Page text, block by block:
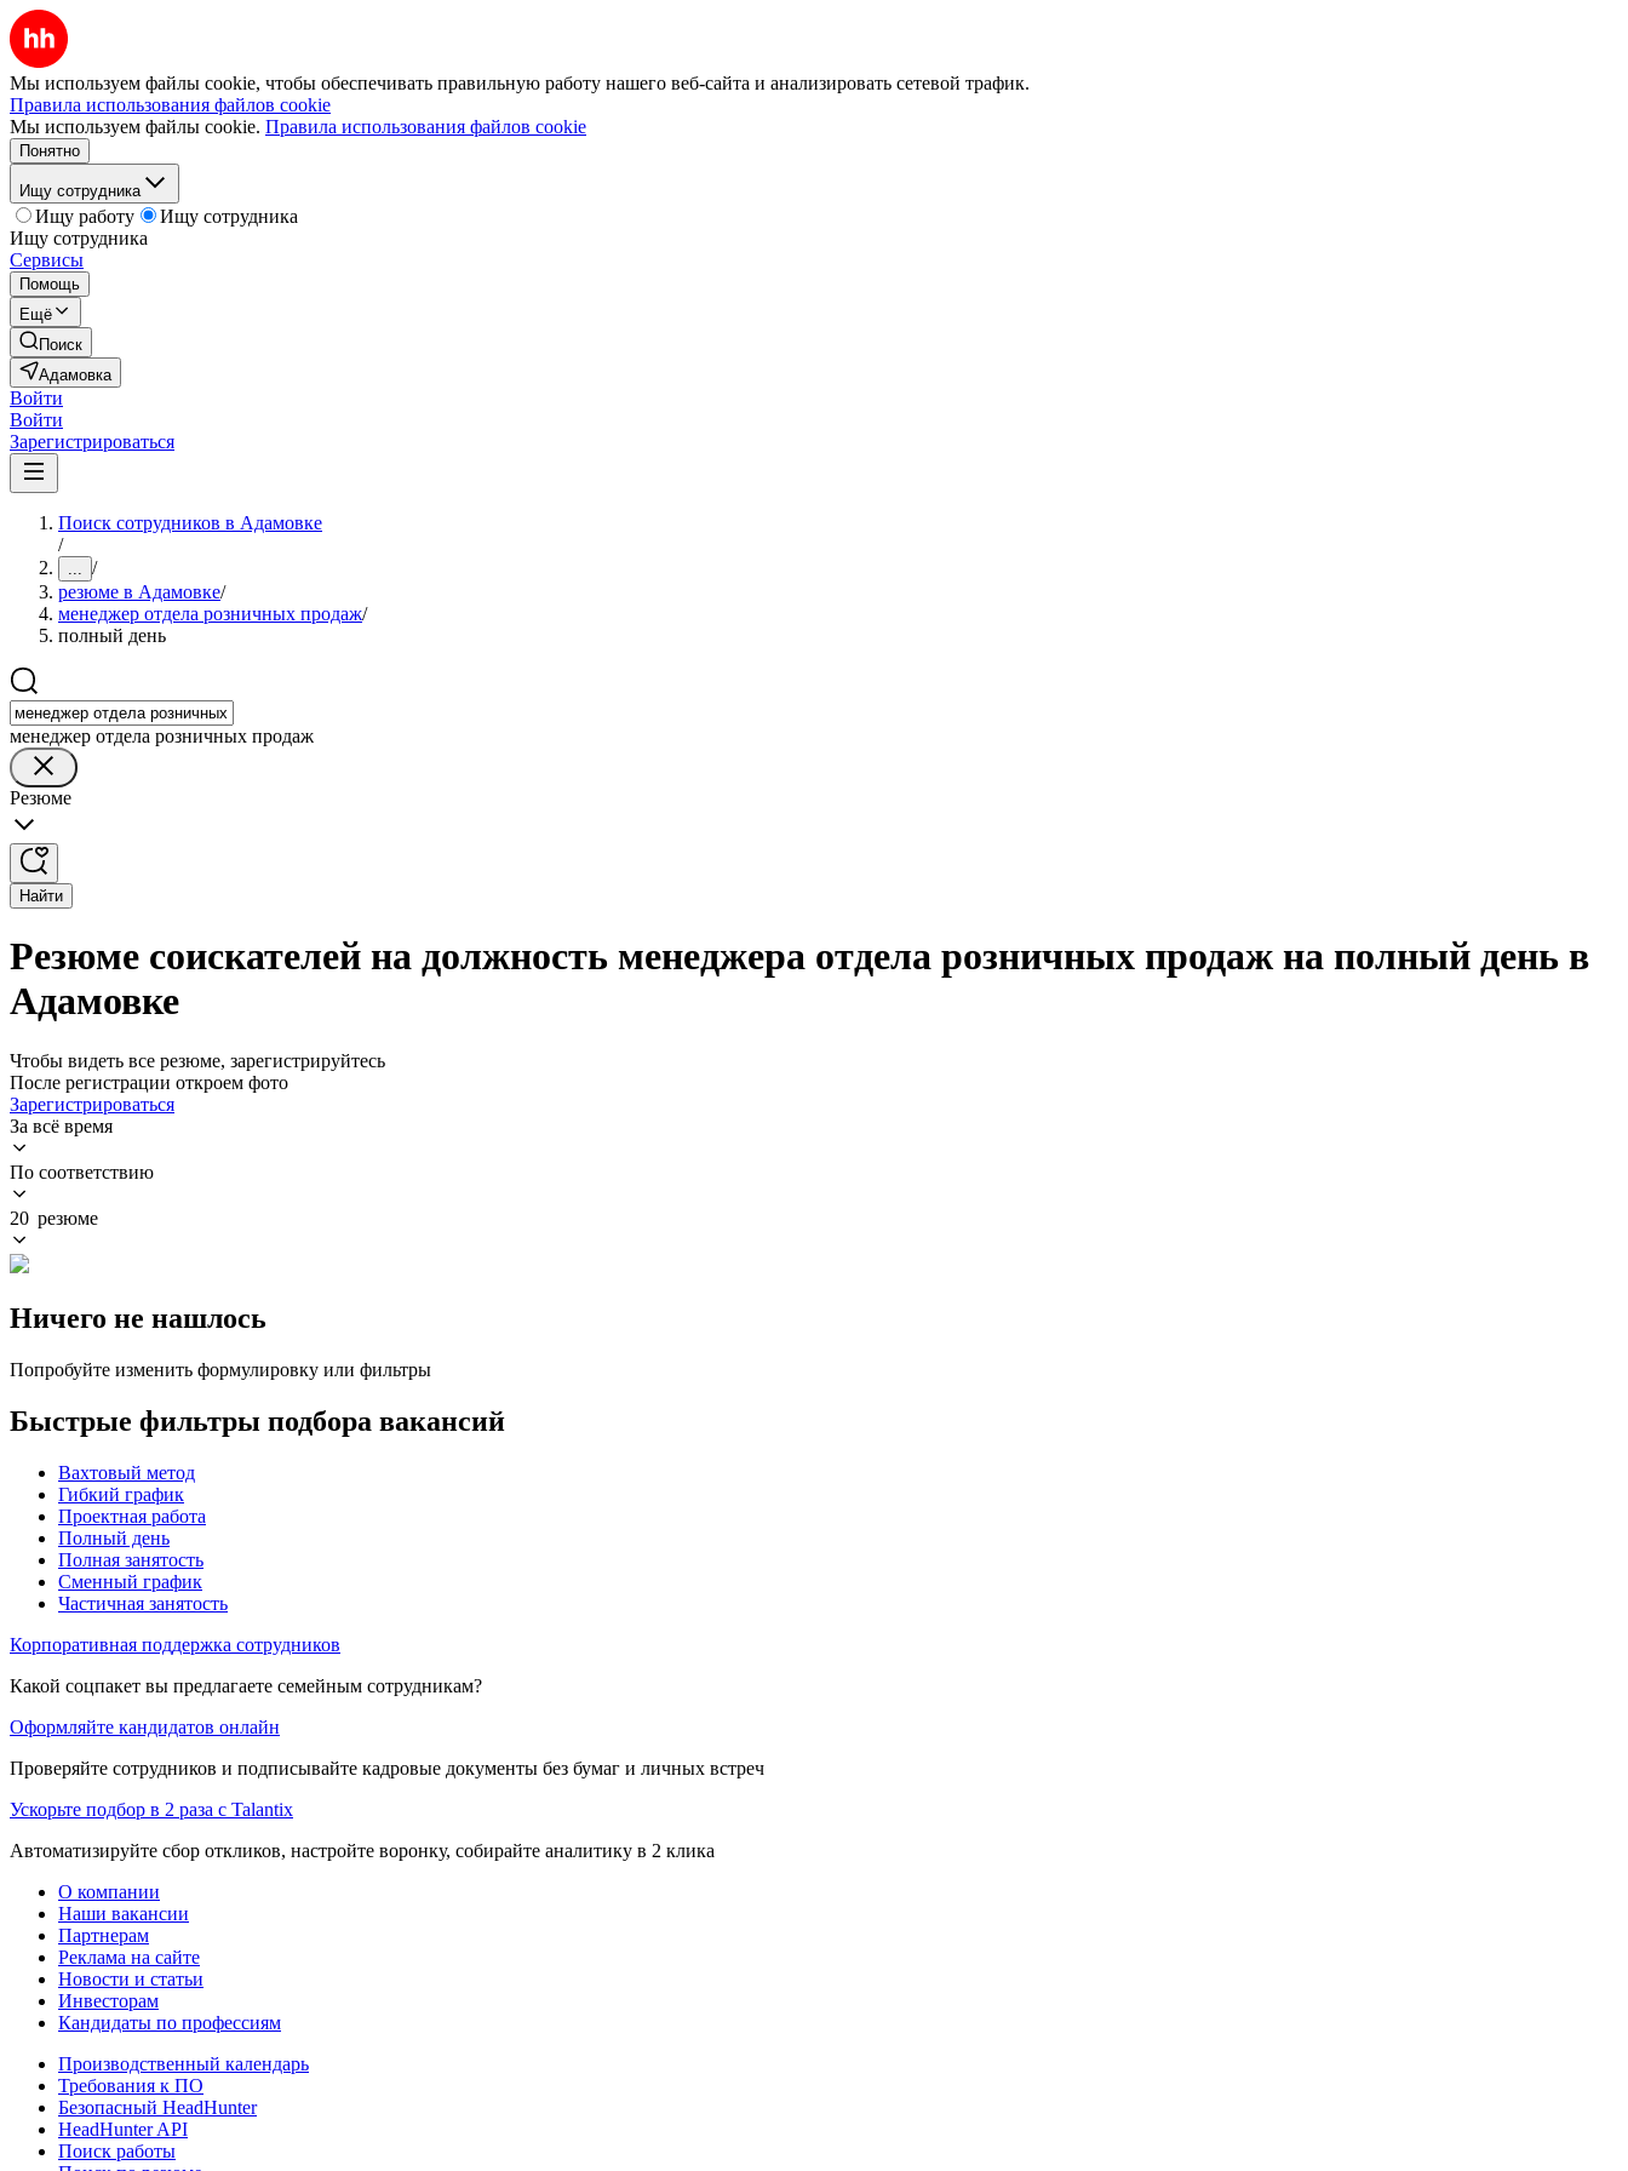
Мы используем файлы cookie, чтобы обеспечивать правильную работу нашего веб-сайта и анализировать сетевой трафик.
Правила использования файлов cookie
Мы используем файлы cookie. Правила использования файлов cookie
Понятно
Ищу сотрудника
Ищу работу
Ищу сотрудника
Ищу сотрудника
Сервисы
Помощь
Ещё
Поиск
Адамовка
Войти
Войти
Зарегистрироваться
Поиск сотрудников в Адамовке
/
... /
резюме в Адамовке/
менеджер отдела розничных продаж/
полный день
менеджер отдела розничных продаж
Резюме
Найти
Резюме соискателей на должность менеджера отдела розничных продаж на полный день в
Адамовке
Чтобы видеть все резюме, зарегистрируйтесь
После регистрации откроем фото
Зарегистрироваться
За всё время
По соответствию
20 резюме
Ничего не нашлось
Попробуйте изменить формулировку или фильтры
Быстрые фильтры подбора вакансий
Вахтовый метод
Гибкий график
Проектная работа
Полный день
Полная занятость
Сменный график
Частичная занятость
Корпоративная поддержка сотрудников
Какой соцпакет вы предлагаете семейным сотрудникам?
Оформляйте кандидатов онлайн
Проверяйте сотрудников и подписывайте кадровые документы без бумаг и личных встреч
Ускорьте подбор в 2 раза с Talantix
Автоматизируйте сбор откликов, настройте воронку, собирайте аналитику в 2 клика
О компании
Наши вакансии
Партнерам
Реклама на сайте
Новости и статьи
Инвесторам
Кандидаты по профессиям
Производственный календарь
Требования к ПО
Безопасный HeadHunter
HeadHunter API
Поиск работы